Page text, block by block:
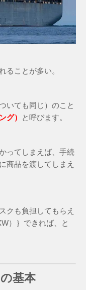
ることが多い。
いても同じ）のこと
グ） と呼びます。
ってしまえば、手続
商品を渡してしまえ
クも負担してもらえ
）｝できれば、と
基本